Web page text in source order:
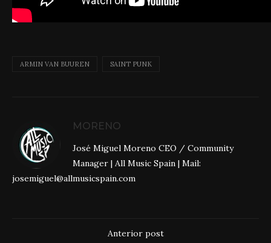
ARMIN VAN BUUREN SAINT PUNK
MORENO
José Miguel Moreno CEO / Community
Manager | All Music Spain | Mail:
josemiguel@allmusicspain.com
Anterior post